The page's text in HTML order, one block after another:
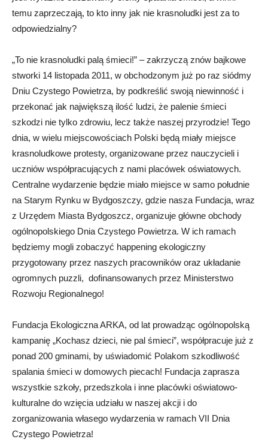
temu zaprzeczają, to kto inny jak nie krasnoludki jest za to
odpowiedzialny?
„To nie krasnoludki palą śmieci!” – zakrzyczą znów bajkowe
stworki 14 listopada 2011, w obchodzonym już po raz siódmy
Dniu Czystego Powietrza, by podkreślić swoją niewinność i
przekonać jak największą ilość ludzi, że palenie śmieci
szkodzi nie tylko zdrowiu, lecz także naszej przyrodzie! Tego
dnia, w wielu miejscowościach Polski będą miały miejsce
krasnoludkowe protesty, organizowane przez nauczycieli i
uczniów współpracujących z nami placówek oświatowych.
Centralne wydarzenie będzie miało miejsce w samo południe
na Starym Rynku w Bydgoszczy, gdzie nasza Fundacja, wraz
z Urzędem Miasta Bydgoszcz, organizuje główne obchody
ogólnopolskiego Dnia Czystego Powietrza. W ich ramach
będziemy mogli zobaczyć happening ekologiczny
przygotowany przez naszych pracowników oraz układanie
ogromnych puzzli, dofinansowanych przez Ministerstwo
Rozwoju Regionalnego!
Fundacja Ekologiczna ARKA, od lat prowadząc ogólnopolską
kampanię „Kochasz dzieci, nie pal śmieci”, współpracuje już z
ponad 200 gminami, by uświadomić Polakom szkodliwość
spalania śmieci w domowych piecach! Fundacja zaprasza
wszystkie szkoły, przedszkola i inne placówki oświatowo-
kulturalne do wzięcia udziału w naszej akcji i do
zorganizowania własego wydarzenia w ramach VII Dnia
Czystego Powietrza!